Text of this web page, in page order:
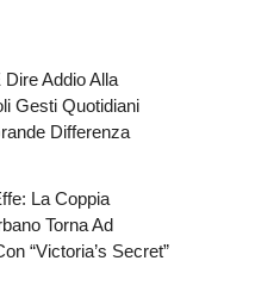
Addio Alla
Gesti Quotidiani
Differenza
La Coppia
Torna Ad
“Victoria’s Secret”